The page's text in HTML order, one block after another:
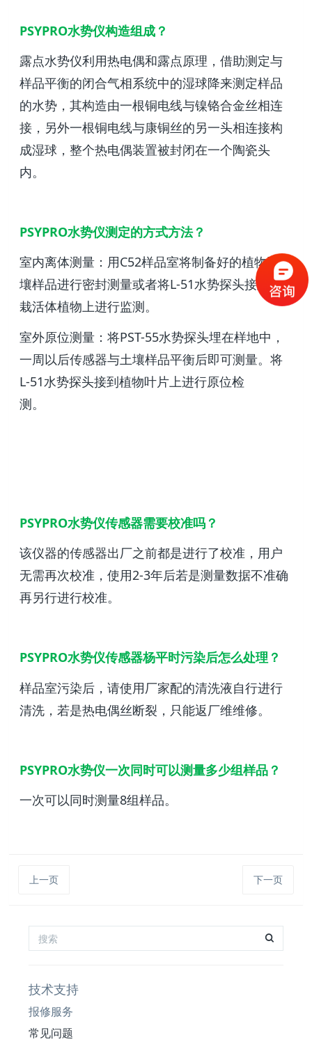
PSYPRO水势仪构造组成？
露点水势仪利用热电偶和露点原理，借助测定与
样品平衡的闭合气相系统中的湿球降来测定样品
的水势，其构造由一根铜电线与镍铬合金丝相连
接，另外一根铜电线与康铜丝的另一头相连接构
成湿球，整个热电偶装置被封闭在一个陶瓷头
内。
PSYPRO水势仪测定的方式方法？
室内离体测量：用C52样品室将制备好的植物和土
壤样品进行密封测量或者将L-51水势探头接到盆
栽活体植物上进行监测。
室外原位测量：将PST-55水势探头埋在样地中，
一周以后传感器与土壤样品平衡后即可测量。将
L-51水势探头接到植物叶片上进行原位检
测。
PSYPRO水势仪传感器需要校准吗？
该仪器的传感器出厂之前都是进行了校准，用户
无需再次校准，使用2-3年后若是测量数据不准确
再另行进行校准。
PSYPRO水势仪传感器杨平时污染后怎么处理？
样品室污染后，请使用厂家配的清洗液自行进行
清洗，若是热电偶丝断裂，只能返厂维维修。
PSYPRO水势仪一次同时可以测量多少组样品？
一次可以同时测量8组样品。
上一页 下一页
技术支持
报修服务
常见问题